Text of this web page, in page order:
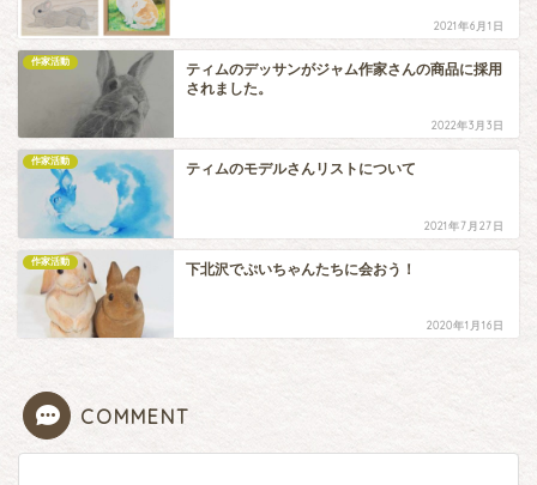
2021年6月1日
作家活動
ティムのデッサンがジャム作家さんの商品に採用
されました。
2022年3月3日
作家活動 ティムのモデルさんリストについて
2021年7月27日
作家活動 下北沢でぷいちゃんたちに会おう！
2020年1月16日
COMMENT